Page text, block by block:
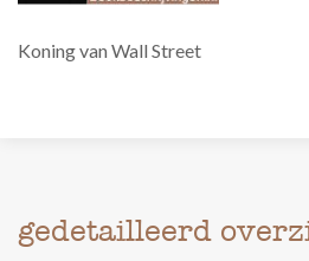
Koning van Wall Street
gedetailleerd